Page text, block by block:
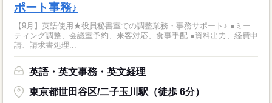
ポート事務♪
【9月】英語使用★役員秘書室での調整業務・事務サポート♪ ●ミー
ティング調整、会議室予約、来客対応、食事手配 ●資料出力、経費申
請、請求書処理...
英語・英文事務・英文経理
東京都世田谷区/二子玉川駅（徒歩 6分）